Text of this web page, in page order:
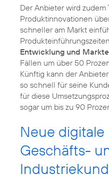
Der Anbieter wird zudem
Produktinnovationen
schneller am Markt
Entwicklung und
Fällen um über 50
Künftig kann der
so schnell für seine
für diese
sogar um bis zu 90
Neue
Geschäfts-